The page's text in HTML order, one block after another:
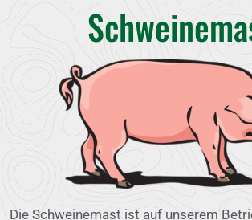
Die Schweinemast ist auf unserem